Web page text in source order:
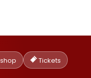
Tickets